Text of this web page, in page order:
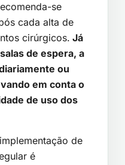
se
cada alta de
cirúrgicos. Já
de espera, a
ou
em conta o
de uso dos
de
é